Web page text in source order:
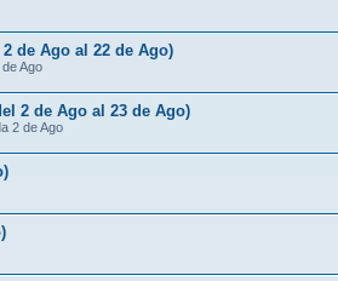
de Ago al 22 de Ago)
Ago
2 de Ago al 23 de Ago)
2 de Ago